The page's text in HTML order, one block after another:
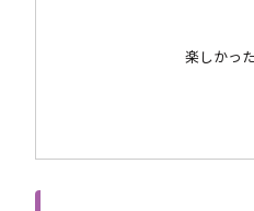
楽しかっ